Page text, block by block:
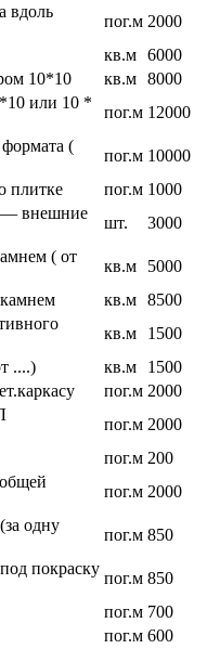
вдоль
пог.м 2000
кв.м 6000
10*10 кв.м 8000
или 10 *
пог.м 12000
(
пог.м 10000
плитке пог.м 1000
— внешние
шт. 3000
( от
кв.м
5000
кв.м 8500
кв.м
1500
....) кв.м
1500
пог.м 2000
пог.м 2000
пог.м 200
пог.м 2000
одну
пог.м 850
покраску
пог.м 850
пог.м 700
пог.м 600